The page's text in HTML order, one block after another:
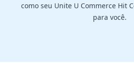
como seu Unite U Commerce Hit
para você.